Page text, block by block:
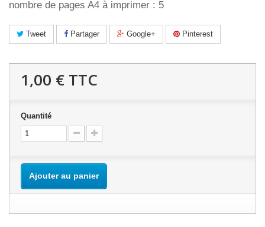
nombre de pages A4 à imprimer : 5
Tweet Partager Google+ Pinterest
1,00 € TTC
Quantité
Ajouter au panier